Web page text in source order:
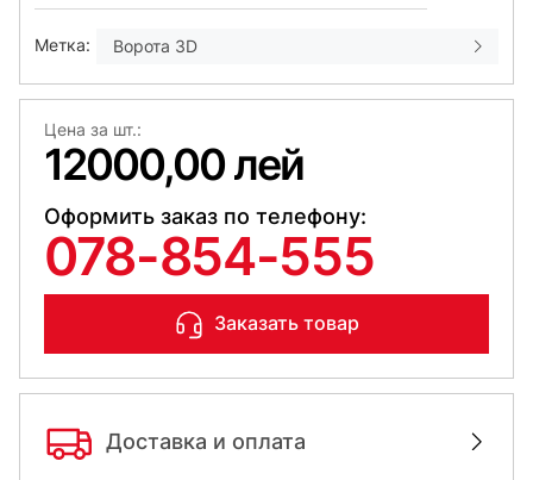
Метка: Ворота 3D
Цена за шт.:
12000,00 лей
Оформить заказ по телефону:
078-854-555
Заказать товар
Доставка и оплата